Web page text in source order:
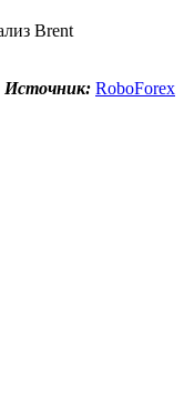
Brent
Источник: RoboForex